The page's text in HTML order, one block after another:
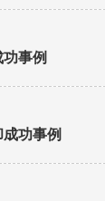
事例
功事例